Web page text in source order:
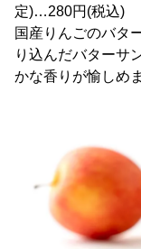
定)…280円(税込)
国産りんごのバタ
り込んだバターサ
かな香りが愉しめ